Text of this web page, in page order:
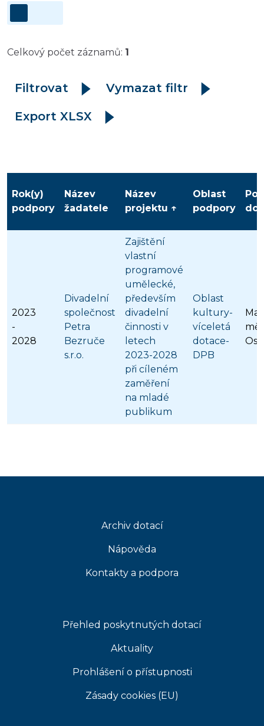
Celkový počet záznamů: 1
Filtrovat
Vymazat filtr
Export XLSX
Rok(y)
podpory
Název
žadatele
Název
projektu ↑
Oblast
podpory
2023
-
2028
Divadelní
společnost
Petra
Bezruče
s.r.o.
Zajištění
vlastní
programové
umělecké,
především
divadelní
činnosti v
letech
2023-2028
při cíleném
zaměření
na mladé
publikum
Oblast
kultury-
víceletá
dotace-
DPB
Přehled poskytnutých dotací
Aktuality
Prohlášení o přístupnosti
Zásady cookies (EU)
Archiv dotací
Nápověda
Kontakty a podpora